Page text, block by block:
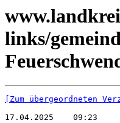
links/
[Zum übergeordneten
17.04.2025    09:23